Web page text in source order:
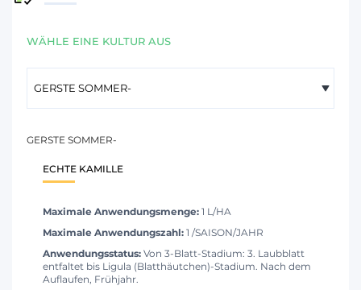
WÄHLE EINE KULTUR AUS
GERSTE SOMMER-
ECHTE KAMILLE
Maximale Anwendungsmenge: 1 L/HA
Maximale Anwendungszahl: 1 /SAISON/JAHR
Anwendungsstatus: Von 3-Blatt-Stadium: 3. Laubblatt
entfaltet bis Ligula (Blatthäutchen)-Stadium. Nach dem
Auflaufen, Frühjahr.